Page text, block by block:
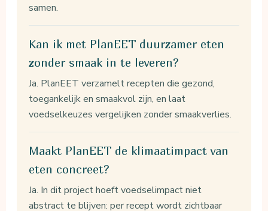
samen.
Kan ik met PlanEET duurzamer eten
zonder smaak in te leveren?
Ja. PlanEET verzamelt recepten die gezond,
toegankelijk en smaakvol zijn, en laat
voedselkeuzes vergelijken zonder smaakverlies.
Maakt PlanEET de klimaatimpact van
eten concreet?
Ja. In dit project hoeft voedselimpact niet
abstract te blijven: per recept wordt zichtbaar